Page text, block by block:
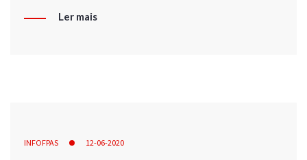
Ler mais
INFOFPAS 12-06-2020